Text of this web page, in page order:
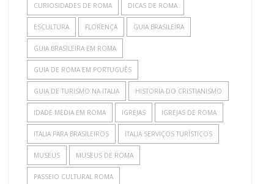
CURIOSIDADES DE ROMA DICAS DE ROMA
ESCULTURA FLORENÇA GUIA BRASILEIRA
GUIA BRASILEIRA EM ROMA
GUIA DE ROMA EM PORTUGUÊS
GUIA DE TURISMO NA ITALIA HISTORIA DO CRISTIANISMO
IDADE MEDIA EM ROMA IGREJAS IGREJAS DE ROMA
ITALIA PARA BRASILEIROS ITALIA SERVIÇOS TURÍSTICOS
MUSEUS MUSEUS DE ROMA
PASSEIO CULTURAL ROMA